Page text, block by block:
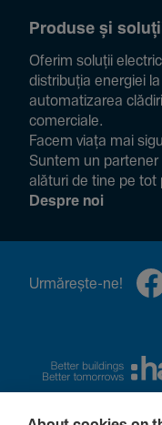
Produse și
Oferim soluții
distribuția energiei
auto­ma­ti­zarea
comer­ciale.
Facem viața mai
Suntem un partener
alături de tine pe tot
Despre noi
Urmă­rește-ne!